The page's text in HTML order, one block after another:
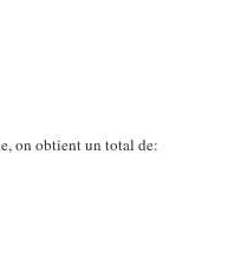
on obtient un total de: